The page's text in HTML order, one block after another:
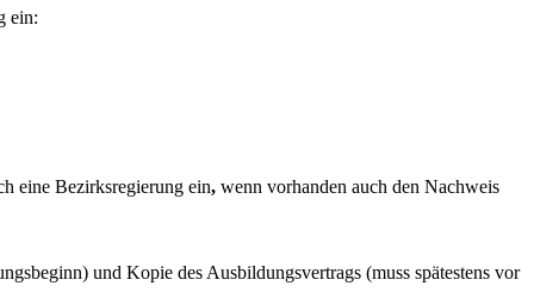
ein:
eine Bezirksregierung ein, wenn vorhanden auch den Nachweis
und Kopie des Ausbildungsvertrags (muss spätestens vor